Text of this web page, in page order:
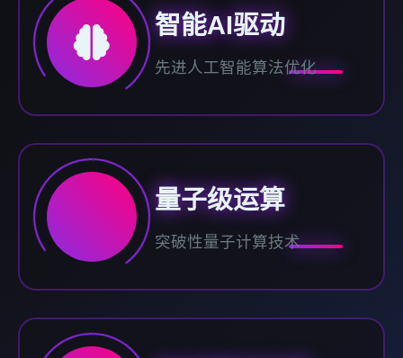
智能AI驱动
先进人工智能算法优化
量子级运算
突破性量子计算技术